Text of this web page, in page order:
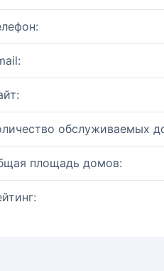
обслуживаемых
площадь домов: